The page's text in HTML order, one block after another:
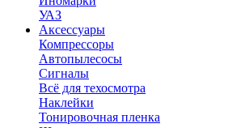
УАЗ
Аксесcуары
Компрессоры
Автопылесосы
Сигналы
Всё для техосмотра
Наклейки
Тонировочная пленка